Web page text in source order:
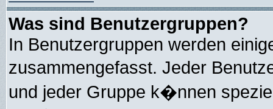
Was sind Benutzergruppen?
In Benutzergruppen werden
zusammengefasst. Jeder
und jeder Gruppe k�nnen